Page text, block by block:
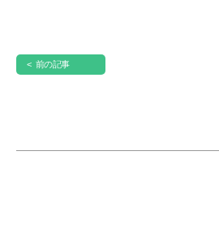
< 前の記事